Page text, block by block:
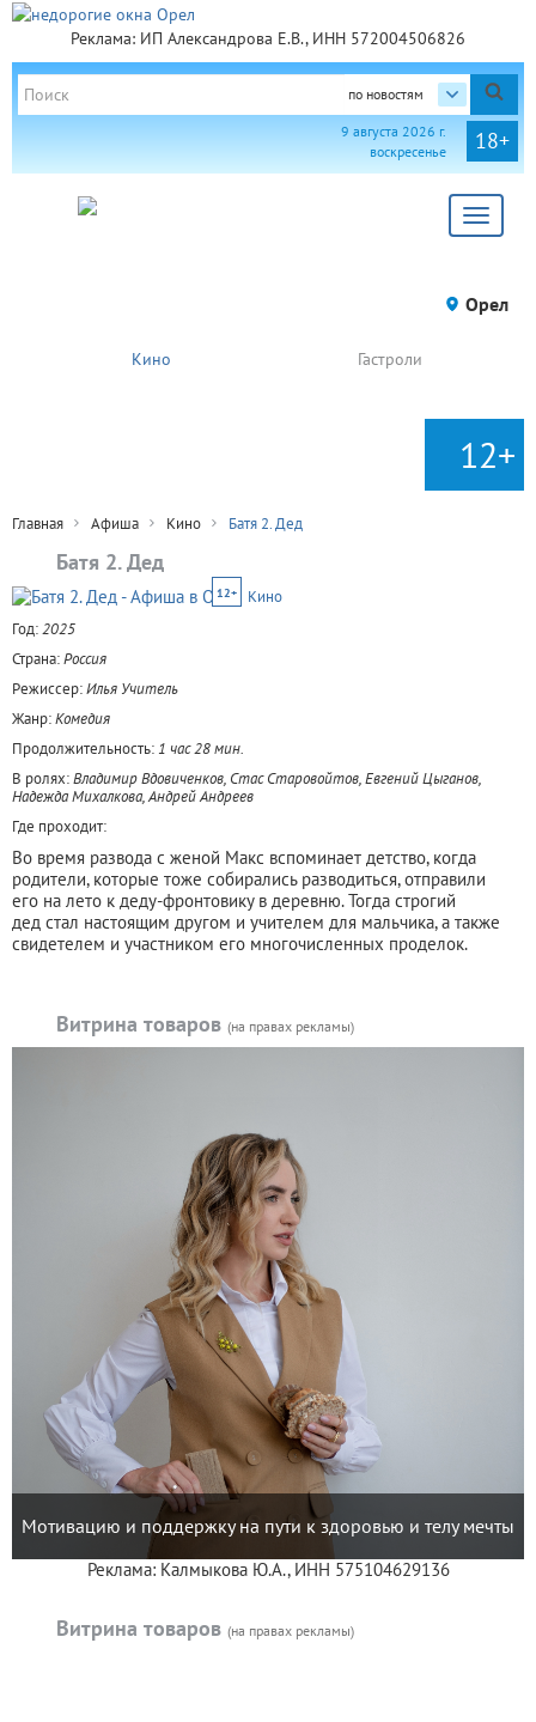
Реклама: ИП Александрова Е.В., ИНН 572004506826
по новостям
18+
9 августа 2026 г.
воскресенье
Toggle
Орел
Кино Гастроли
12+
Главная Афиша Кино Батя 2. Дед
Батя 2. Дед
12+
Кино
Год:2025
Страна:Россия
Режиссер:Илья Учитель
Жанр:Комедия
Продолжительность: 1 час 28 мин.
В ролях:Владимир Вдовиченков, Стас Старовойтов, Евгений Цыганов,
Надежда Михалкова, Андрей Андреев
Где проходит:
Во время развода с женой Макс вспоминает детство, когда
родители, которые тоже собирались разводиться, отправили
его на лето к деду-фронтовику в деревню. Тогда строгий
дед стал настоящим другом и учителем для мальчика, а также
свидетелем и участником его многочисленных проделок.
Витрина товаров (на правах рекламы)
Мотивацию и поддержку на пути к здоровью и телу мечты
Реклама: Калмыкова Ю.А., ИНН 575104629136
Витрина товаров (на правах рекламы)